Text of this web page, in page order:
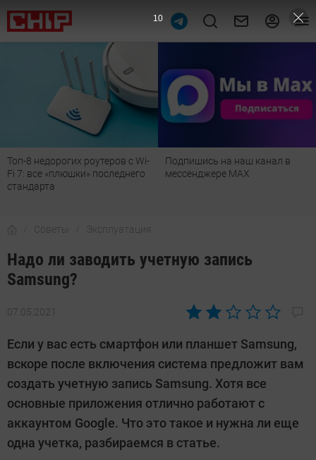
Топ-8 недорогих роутеров с Wi-
Fi 7: все «плюшки» последнего
стандарта
Подпишись на наш канал в
мессенджере МАХ
Советы Эксплуатация
Надо ли заводить учетную запись
Samsung?
07.05.2021
Автор:
Если у вас есть смартфон или планшет Samsung,
вскоре после включения система предложит вам
создать учетную запись Samsung. Хотя все
основные приложения отлично работают с
аккаунтом Google. Что это такое и нужна ли еще
одна учетка, разбираемся в статье.
9